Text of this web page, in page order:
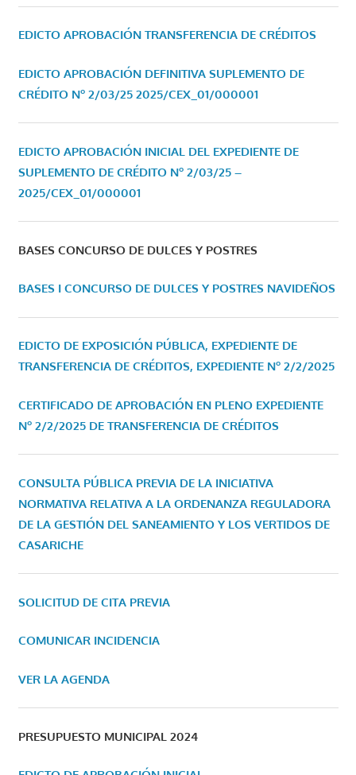
EDICTO APROBACIÓN TRANSFERENCIA DE CRÉDITOS
EDICTO APROBACIÓN DEFINITIVA SUPLEMENTO DE
CRÉDITO Nº 2/03/25 2025/CEX_01/000001
EDICTO APROBACIÓN INICIAL DEL EXPEDIENTE DE
SUPLEMENTO DE CRÉDITO Nº 2/03/25 –
2025/CEX_01/000001
BASES CONCURSO DE DULCES Y POSTRES
BASES I CONCURSO DE DULCES Y POSTRES NAVIDEÑOS
EDICTO DE EXPOSICIÓN PÚBLICA, EXPEDIENTE DE
TRANSFERENCIA DE CRÉDITOS, EXPEDIENTE Nº 2/2/2025
CERTIFICADO DE APROBACIÓN EN PLENO EXPEDIENTE
Nº 2/2/2025 DE TRANSFERENCIA DE CRÉDITOS
CONSULTA PÚBLICA PREVIA DE LA INICIATIVA
NORMATIVA RELATIVA A LA ORDENANZA REGULADORA
DE LA GESTIÓN DEL SANEAMIENTO Y LOS VERTIDOS DE
CASARICHE
SOLICITUD DE CITA PREVIA
COMUNICAR INCIDENCIA
VER LA AGENDA
PRESUPUESTO MUNICIPAL 2024